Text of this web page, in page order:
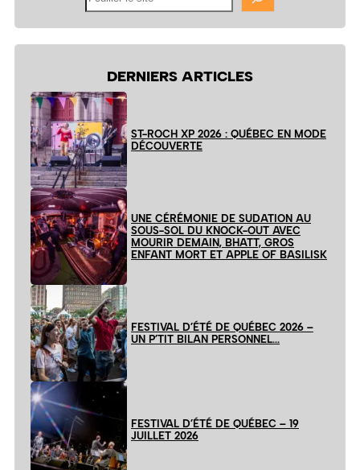
DERNIERS ARTICLES
ST-ROCH XP 2026 : QUÉBEC EN MODE
DÉCOUVERTE
UNE CÉRÉMONIE DE SUDATION AU
SOUS-SOL DU KNOCK-OUT AVEC
MOURIR DEMAIN, BHATT, GROS
ENFANT MORT ET APPLE OF BASILISK
FESTIVAL D’ÉTÉ DE QUÉBEC 2026 –
UN P’TIT BILAN PERSONNEL…
FESTIVAL D’ÉTÉ DE QUÉBEC – 19
JUILLET 2026